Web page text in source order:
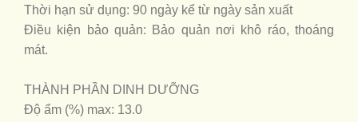
Thời hạn sử dụng: 90 ngày kể từ ngày sản xuất
Điều kiện bảo quản: Bảo quản nơi khô ráo, thoáng
mát.
THÀNH PHẦN DINH DƯỠNG
Độ ẩm (%) max: 13.0